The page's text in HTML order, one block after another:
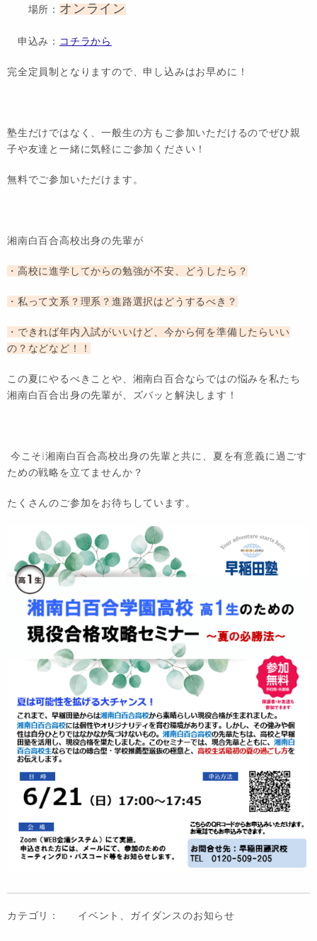
場所： オンライン
申込み： コチラから
完全定員制となりますので、申し込みはお早めに！
塾生だけではなく、一般生の方もご参加いただけるのでぜひ親
子や友達と一緒に気軽にご参加ください！
無料でご参加いただけます。
湘南白百合高校出身の先輩が
・高校に進学してからの勉強が不安、どうしたら？
・私って文系？理系？進路選択はどうするべき？
・できれば年内入試がいいけど、今から何を準備したらいい
の？などなど！！
この夏にやるべきことや、湘南白百合ならではの悩みを私たち
湘南白百合出身の先輩が、ズバッと解決します！
今こそ❕湘南白百合高校出身の先輩と共に、夏を有意義に過ごす
ための戦略を立てませんか？
たくさんのご参加をお待ちしています。
カテゴリ： イベント、ガイダンスのお知らせ